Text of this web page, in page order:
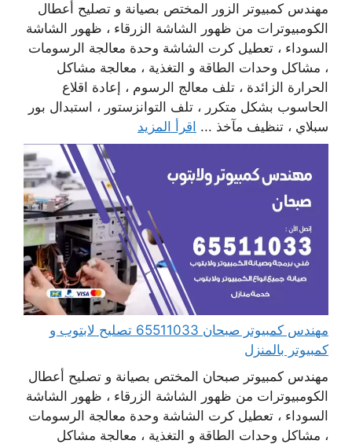
مهندس كمبيوتر الزور المختص بصيانة و تصليح أعطال
الكومبيوترات من ظهور الشاشة الزرقاء ، ظهور الشاشة
السوداء ، تعطيل كرت الشاشة وحدة معالجة الرسومات
، مشاكل وحدات الطاقة و التغذية ، معالجة مشاكل
الحرارة الزائدة ، تلف معالج الرسوم ، إعادة اقلاع
الحاسوب بشكل متكرر ، تلف التوانزستور ، استبدال بور
سبلاي ، تنظيف مآخذ ... اقرأ المزيد
مهندس كمبيوتر صبحان 65511033 تصليح لابتوب و
كمبيوتر بالمنزل
مهندس كمبيوتر صبحان المختص بصيانة و تصليح أعطال
الكومبيوترات من ظهور الشاشة الزرقاء ، ظهور الشاشة
السوداء ، تعطيل كرت الشاشة وحدة معالجة الرسومات
، مشاكل وحدات الطاقة و التغذية ، معالجة مشاكل